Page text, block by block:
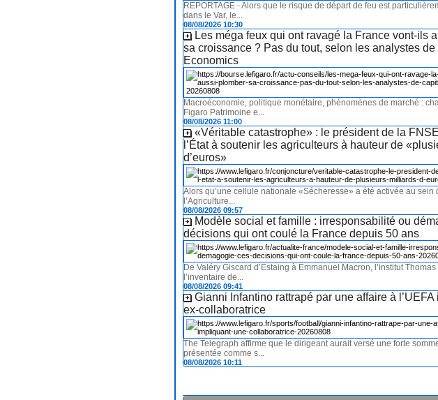
REPORTAGE - Alors que le risque de départ de feu est
dans le Var, le...
08/08/2026 10:30
Les méga feux qui ont ravagé la France vont-ils
sa croissance ? Pas du tout, selon les analystes
Economics
Macroéconomie, politique monétaire, phénomènes de marché :
Figaro Patrimoine e...
08/08/2026 11:00
«Véritable catastrophe» : le président de la
l’État à soutenir les agriculteurs à hauteur de
d’euros»
Alors qu’une cellule nationale «Sécheresse» a été activée au sein
l’Agriculture...
08/08/2026 09:57
Modèle social et famille : irresponsabilité ou
décisions qui ont coulé la France depuis 50 ans
De Valéry Giscard d’Estaing à Emmanuel Macron, l’institut
l’inventaire de...
08/08/2026 09:41
Gianni Infantino rattrapé par une affaire à
ex-collaboratrice
The Telegraph affirme que le dirigeant aurait versé une forte
présentée comme s...
08/08/2026 10:11